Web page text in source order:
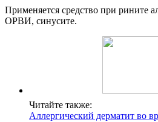
Применяется средство при рините
ОРВИ, синусите.
Читайте также:
Аллергический дерматит во